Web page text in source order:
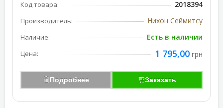
Код товара: 2018394
Производитель: Нихон Сеймитсу
Наличие: Есть в наличии
Цена: 1 795,00 грн
Подробнее Заказать